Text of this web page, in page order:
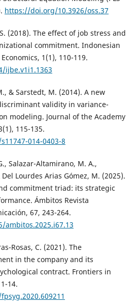
https://doi.org/10.3926/oss.37
(2018). The effect of job stress and
commitment. Indonesian
1(1), 110-119.
ijbe.v1i1.1363
& Sarstedt, M. (2014). A new
validity in variance-
modeling. Journal of the Academy
115-135.
014-0403-8
Salazar-Altamirano, M. A.,
Lourdes Arias Gómez, M. (2025).
commitment triad: its strategic
Ámbitos Revista
67, 243-264.
Rosas, C. (2021). The
in the company and its
contract. Frontiers in
14.